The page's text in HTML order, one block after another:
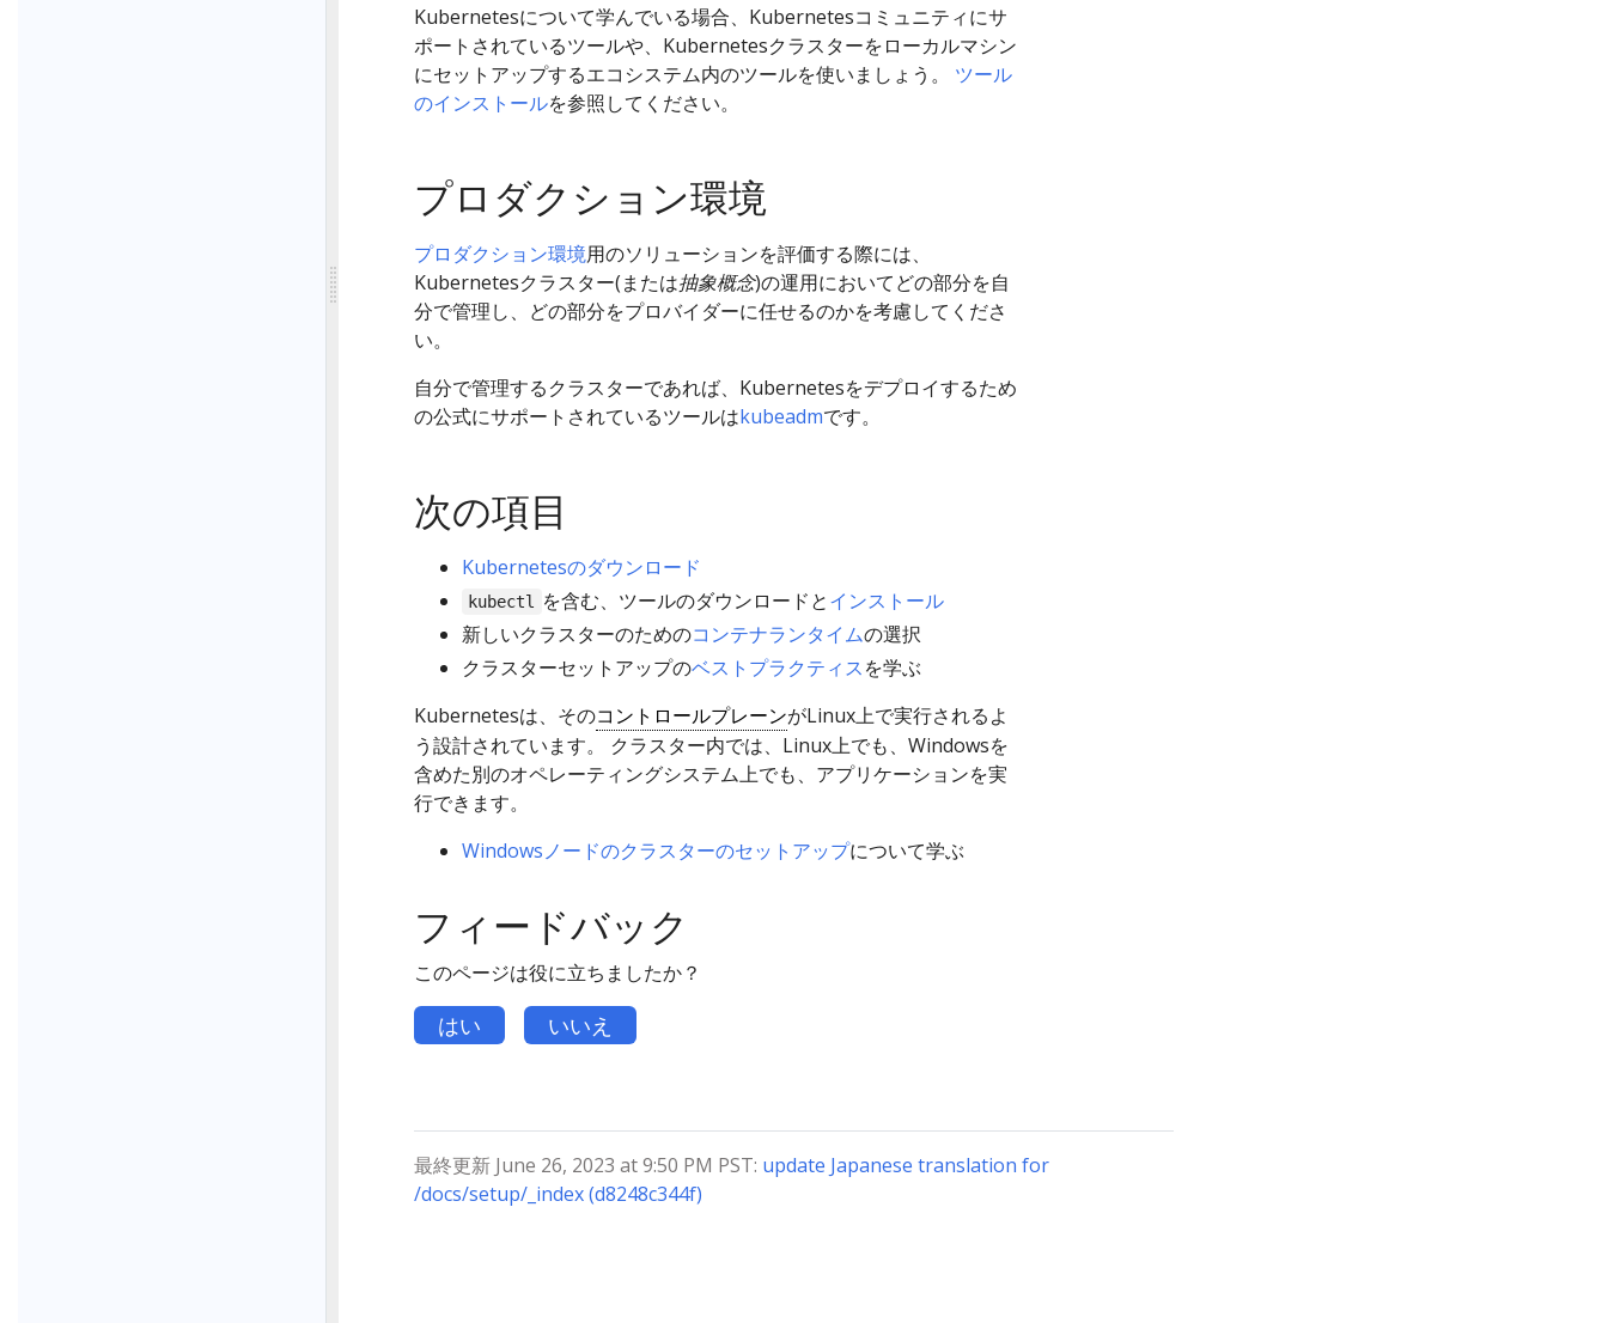
Kubernetesについて学んでいる場合、Kubernetesコミュニティにサ
ポートされているツールや、Kubernetesクラスターをローカルマシン
にセットアップするエコシステム内のツールを使いましょう。 ツール
のインストールを参照してください。
プロダクション環境
プロダクション環境用のソリューションを評価する際には、
Kubernetesクラスター(または抽象概念)の運用においてどの部分を自
分で管理し、どの部分をプロバイダーに任せるのかを考慮してくださ
い。
自分で管理するクラスターであれば、Kubernetesをデプロイするため
の公式にサポートされているツールはkubeadmです。
次の項目
Kubernetesのダウンロード
kubectl を含む、ツールのダウンロードとインストール
新しいクラスターのためのコンテナランタイムの選択
クラスターセットアップのベストプラクティスを学ぶ
Kubernetesは、そのコントロールプレーンがLinux上で実行されるよ
う設計されています。 クラスター内では、Linux上でも、Windowsを
含めた別のオペレーティングシステム上でも、アプリケーションを実
行できます。
Windowsノードのクラスターのセットアップについて学ぶ
フィードバック
このページは役に立ちましたか？
はい いいえ
最終更新 June 26, 2023 at 9:50 PM PST: update Japanese translation for
/docs/setup/_index (d8248c344f)